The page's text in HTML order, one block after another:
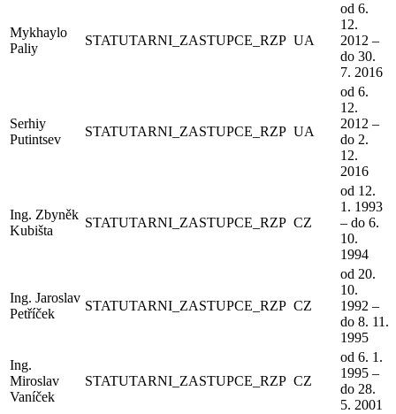
Mykhaylo
Paliy
STATUTARNI_ZASTUPCE_RZP UA
od 6.
12.
2012 –
do 30.
7. 2016
Serhiy
Putintsev
STATUTARNI_ZASTUPCE_RZP UA
od 6.
12.
2012 –
do 2.
12.
2016
Ing. Zbyněk
Kubišta
STATUTARNI_ZASTUPCE_RZP CZ
od 12.
1. 1993
– do 6.
10.
1994
Ing. Jaroslav
Petříček
STATUTARNI_ZASTUPCE_RZP CZ
od 20.
10.
1992 –
do 8. 11.
1995
Ing.
Miroslav
Vaníček
STATUTARNI_ZASTUPCE_RZP CZ
od 6. 1.
1995 –
do 28.
5. 2001